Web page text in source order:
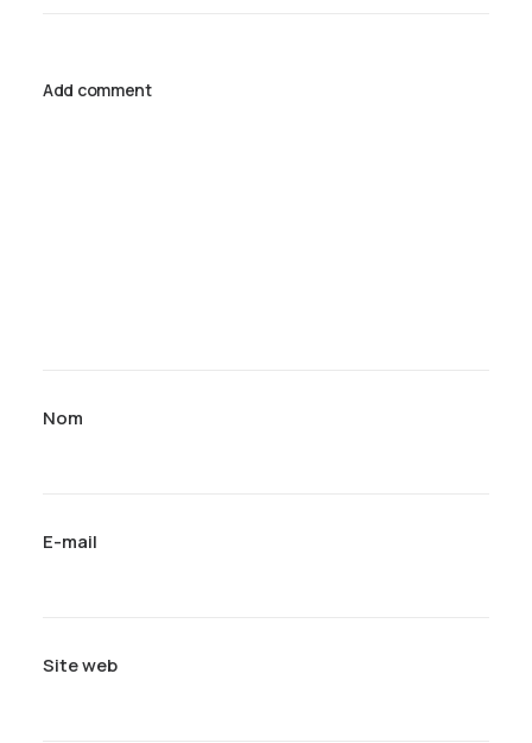
Add comment
Nom
E-mail
Site web